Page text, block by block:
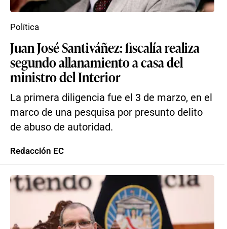
Juan José Santiváñez: fiscalía realiza
segundo allanamiento a casa del
ministro del Interior
La primera diligencia fue el 3 de marzo, en el
marco de una pesquisa por presunto delito
de abuso de autoridad.
Política
Redacción EC